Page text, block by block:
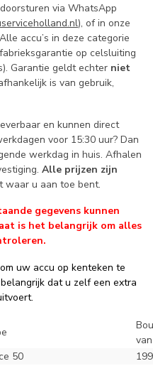
via WhatsApp
), of in onze
accu’s in deze categorie
op celsluiting
Garantie geldt echter niet
is van gebruik,
en kunnen direct
voor 15:30 uur? Dan
werkdag in huis. Afhalen
Alle prijzen zijn
waar u aan toe bent.
gegevens kunnen
is het belangrijk om alles
uw accu op kenteken te
dat u zelf een extra
50